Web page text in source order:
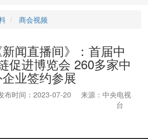
商会视频
闻直播间》：首届中
促进博览会 260多家中
业签约参展
布时间：2023-07-20
来源：中央电视
台